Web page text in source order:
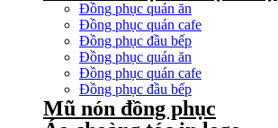
Đồng phục quán ăn
Đồng phục quán cafe
Đồng phục đầu bếp
Đồng phục quán ăn
Đồng phục quán cafe
Đồng phục đầu bếp
Mũ nón đồng phục